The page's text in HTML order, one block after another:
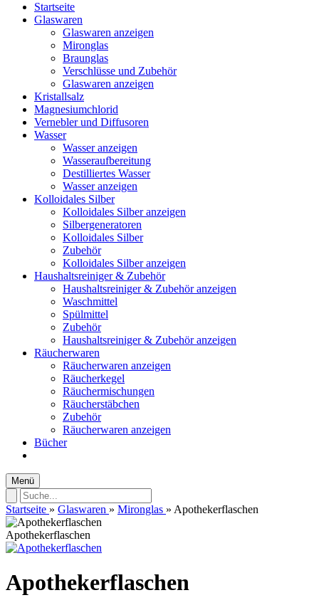
Startseite
Glaswaren
Glaswaren anzeigen
Mironglas
Braunglas
Verschlüsse und Zubehör
Glaswaren anzeigen
Kristallsalz
Magnesiumchlorid
Vernebler und Diffusoren
Wasser
Wasser anzeigen
Wasseraufbereitung
Destilliertes Wasser
Wasser anzeigen
Kolloidales Silber
Kolloidales Silber anzeigen
Silbergeneratoren
Kolloidales Silber
Zubehör
Kolloidales Silber anzeigen
Haushaltsreiniger & Zubehör
Haushaltsreiniger & Zubehör anzeigen
Waschmittel
Spülmittel
Zubehör
Haushaltsreiniger & Zubehör anzeigen
Räucherwaren
Räucherwaren anzeigen
Räucherkegel
Räuchermischungen
Räucherstäbchen
Zubehör
Räucherwaren anzeigen
Bücher
Menü
Startseite » Glaswaren » Mironglas » Apothekerflaschen
Apothekerflaschen
Apothekerflaschen